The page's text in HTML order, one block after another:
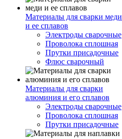
Материалы для сварки меди
и ее сплавов
Электроды сварочные
Проволока сплошная
Прутки присадочные
Флюс сварочный
Материалы для сварки
алюминия и его сплавов
Электроды сварочные
Проволока сплошная
Прутки присадочные